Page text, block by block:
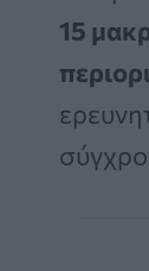
15